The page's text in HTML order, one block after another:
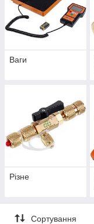
Ваги
Різне
Сортування